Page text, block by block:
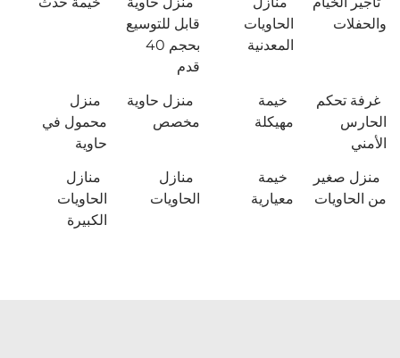
والحفلات
الحاويات
المعدنية
قابل للتوسيع
بحجم 40
قدم
غرفة تحكم
الحارس
الأمني
خيمة
مهيكلة
منزل حاوية
مخصص
منزل
محمول في
حاوية
منزل صغير
من الحاويات
خيمة
معيارية
منازل
الحاويات
منازل
الحاويات
الكبيرة